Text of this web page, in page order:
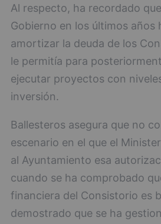
Al respecto, ha recordado
Gobierno en los últimos años
amortizar la deuda de los
le permitía para
ejecutar proyectos con
inversión.
Ballesteros asegura que no
escenario en el que el
al Ayuntamiento esa
cuando se ha comprobado
financiera del Consistorio es
demostrado que se ha